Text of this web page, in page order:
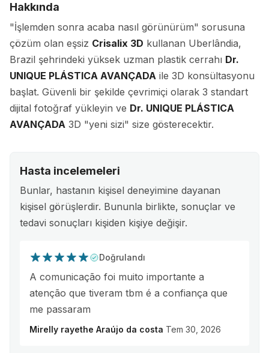
Hakkında
"İşlemden sonra acaba nasıl görünürüm" sorusuna
çözüm olan eşsiz Crisalix 3D kullanan Uberlândia,
Brazil şehrindeki yüksek uzman plastik cerrahı Dr.
UNIQUE PLÁSTICA AVANÇADA ile 3D konsültasyonu
başlat. Güvenli bir şekilde çevrimiçi olarak 3 standart
dijital fotoğraf yükleyin ve Dr. UNIQUE PLÁSTICA
AVANÇADA 3D "yeni sizi" size gösterecektir.
Hasta incelemeleri
Bunlar, hastanın kişisel deneyimine dayanan
kişisel görüşlerdir. Bununla birlikte, sonuçlar ve
tedavi sonuçları kişiden kişiye değişir.
Doğrulandı
A comunicação foi muito importante a
atenção que tiveram tbm é a confiança que
me passaram
Mirelly rayethe Araújo da costa Tem 30, 2026